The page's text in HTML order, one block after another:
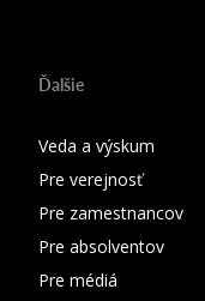
Ďalšie
Veda a výskum
Pre verejnosť
Pre zamestnancov
Pre absolventov
Pre médiá